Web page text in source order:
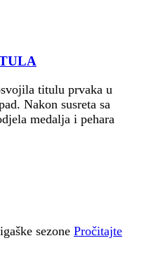
titulu prvaka u
Nakon susreta sa
medalja i pehara
sezone Pročitajte